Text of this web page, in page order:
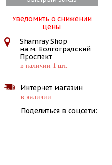
Уведомить о снижении
цены
Shamray Shop
на м. Волгоградский
Проспект
в наличии 1 шт.
Интернет магазин
в наличии
Поделиться в соцсети: